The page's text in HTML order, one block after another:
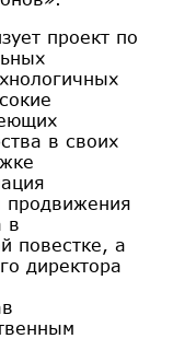
проект по
в своих
продвижения
в
повестке, а
директора